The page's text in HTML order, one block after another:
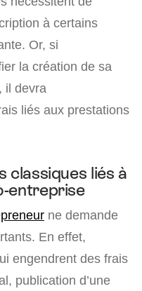
à certains
Or, si
la création de sa
il devra
liés aux prestations
classiques liés à
entreprise
ne demande
En effet,
engendrent des frais
publication d’une